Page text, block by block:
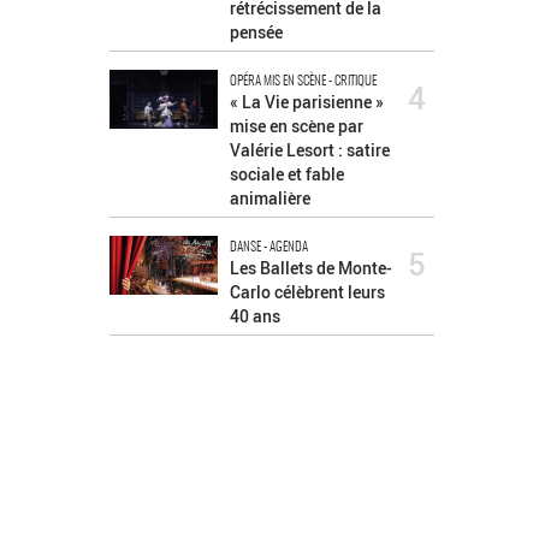
rétrécissement de la
pensée
OPÉRA MIS EN SCÈNE - CRITIQUE
« La Vie parisienne »
mise en scène par
Valérie Lesort : satire
sociale et fable
animalière
4
DANSE - AGENDA
Les Ballets de Monte-
Carlo célèbrent leurs
40 ans
5